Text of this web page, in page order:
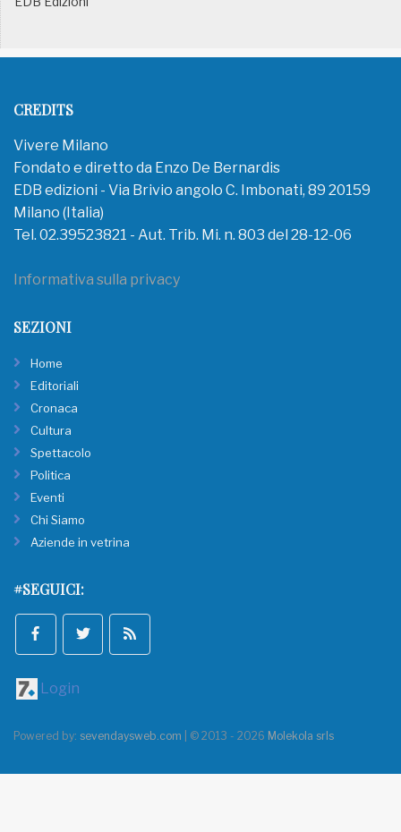
CREDITS
Vivere Milano
Fondato e diretto da Enzo De Bernardis
EDB edizioni - Via Brivio angolo C. Imbonati, 89 20159
Milano (Italia)
Tel. 02.39523821 - Aut. Trib. Mi. n. 803 del 28-12-06
Informativa sulla privacy
SEZIONI
Home
Editoriali
Cronaca
Cultura
Spettacolo
Politica
Eventi
Chi Siamo
Aziende in vetrina
#SEGUICI:
Login
Powered by: sevendaysweb.com | © 2013 - 2026 Molekola srls